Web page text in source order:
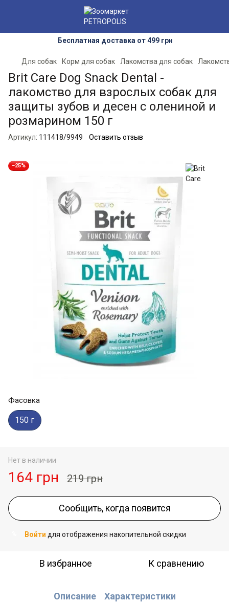
Бесплатная доставка от 499 грн
Для собак Корм для собак Лакомства для собак
Brit Care Dog Snack Dental -
лакомство для взрослых собак для
защиты зубов и десен с олениной и
розмарином 150 г
Артикул: 111418/9949 Оставить отзыв
−25%
Фасовка
150 г
Нет в наличии
164 грн 219 грн
Сообщить, когда появится
Войти для отображения накопительной скидки
В избранное К сравнению
Описание Характеристики